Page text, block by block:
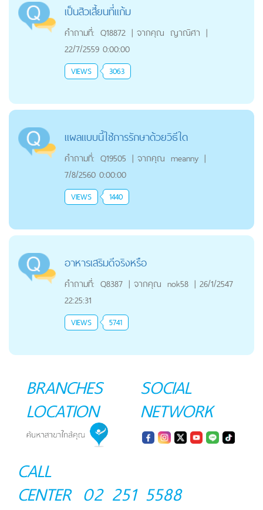
เป็นสิวเสี้ยนที่แก้ม
คำถามที่: Q18872 | จากคุณ ญาณิศา |
22/7/2559 0:00:00
VIEWS 3063
แผลแบบนี้ใช้การรักษาด้วยวิธีใด
คำถามที่: Q19505 | จากคุณ meanny |
7/8/2560 0:00:00
VIEWS 1440
อาหารเสริมดีจริงหรือ
คำถามที่: Q8387 | จากคุณ nok58 | 26/1/2547
22:25:31
VIEWS 5741
BRANCHES
LOCATION
SOCIAL
NETWORK
CALL
CENTER 02 251 5588